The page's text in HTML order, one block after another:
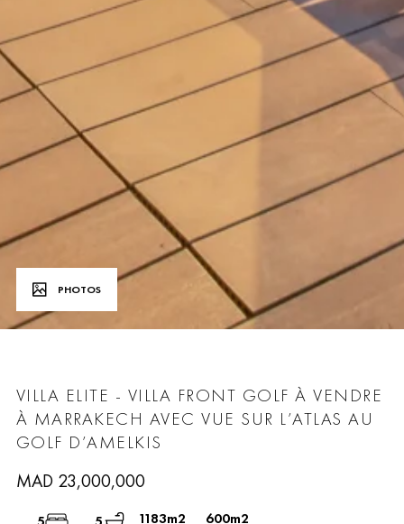
PHOTOS
VILLA ELITE - VILLA FRONT GOLF À VENDRE
À MARRAKECH AVEC VUE SUR L’ATLAS AU
GOLF D’AMELKIS
MAD 23,000,000
1183m2 600m2